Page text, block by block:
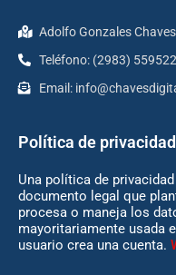
Adolfo Gonzales
Teléfono: (2983)
Email:
Política de privacidad
Una política de
documento legal que
procesa o maneja los
mayoritariamente usada
usuario crea una cuenta.